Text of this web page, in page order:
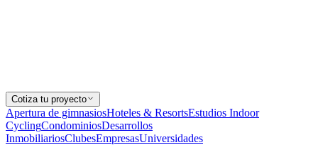
Cotiza tu proyecto
Apertura de gimnasiosHoteles & ResortsEstudios Indoor
CyclingCondominiosDesarrollos
InmobiliariosClubesEmpresasUniversidades